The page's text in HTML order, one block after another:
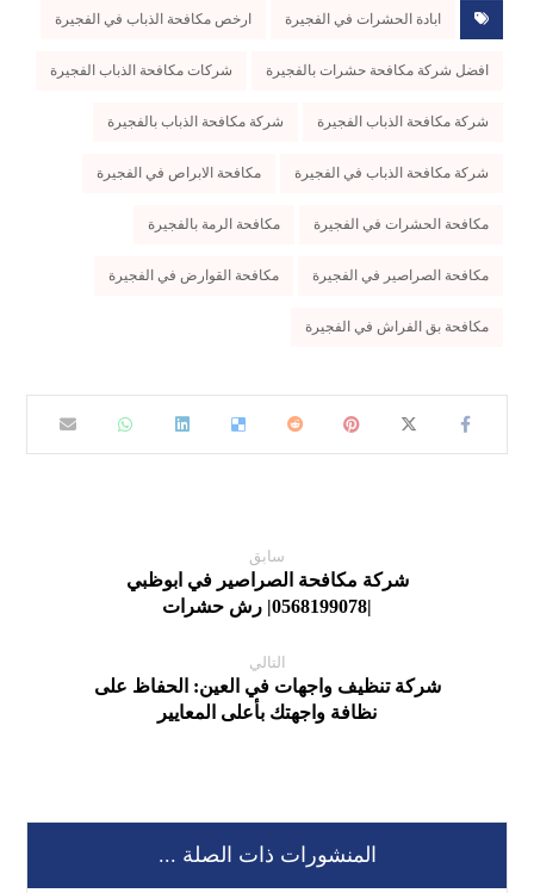
ابادة الحشرات في الفجيرة ارخص مكافحة الذباب في الفجيرة
افضل شركة مكافحة حشرات بالفجيرة شركات مكافحة الذباب الفجيرة
شركة مكافحة الذباب الفجيرة شركة مكافحة الذباب بالفجيرة
شركة مكافحة الذباب في الفجيرة مكافحة الابراص في الفجيرة
مكافحة الحشرات في الفجيرة مكافحة الرمة بالفجيرة
مكافحة الصراصير في الفجيرة مكافحة القوارض في الفجيرة
مكافحة بق الفراش في الفجيرة
سابق
شركة مكافحة الصراصير في ابوظبي
|0568199078| رش حشرات
التالي
شركة تنظيف واجهات في العين: الحفاظ على
نظافة واجهتك بأعلى المعايير
المنشورات ذات الصلة ...